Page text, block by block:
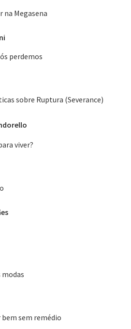
na Megasena
perdemos
sobre Ruptura (Severance)
viver?
bem sem remédio